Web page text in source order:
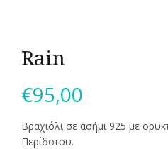
Rain
€95,00
Bραχιόλι σε ασήμι 925 με
Περίδοτου.